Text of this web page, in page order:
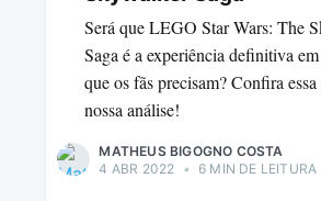
Será que LEGO Star Wars: The
Saga é a experiência definitiva
que os fãs precisam? Confira
nossa análise!
MATHEUS BIGOGNO COSTA
4 ABR 2022 • 6 MIN DE LEITURA